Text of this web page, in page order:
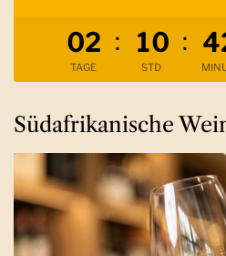
02
TAGE
: 10
STD
: 4
Südafrikanische